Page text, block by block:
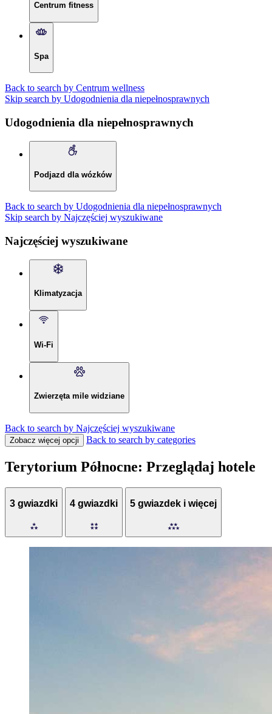
Centrum fitness
Spa
Back to search by Centrum wellness
Skip search by Udogodnienia dla niepełnosprawnych
Udogodnienia dla niepełnosprawnych
Podjazd dla wózków
Back to search by Udogodnienia dla niepełnosprawnych
Skip search by Najczęściej wyszukiwane
Najczęściej wyszukiwane
Klimatyzacja
Wi-Fi
Zwierzęta mile widziane
Back to search by Najczęściej wyszukiwane
Zobacz więcej opcji Back to search by categories
Terytorium Północne: Przeglądaj hotele
3 gwiazdki 4 gwiazdki 5 gwiazdek i więcej